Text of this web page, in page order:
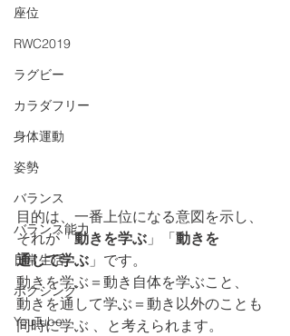
座位
RWC2019
ラグビー
カラダフリー
身体運動
姿勢
バランス
バランス能力
日常生活
ボクシング
YouTube
目的は、一番上位になる意図を示し、
それが「動きを学ぶ 」「動きを
通して学ぶ 」です。
動きを学ぶ＝動き自体を学ぶこと、
動きを通して学ぶ＝動き以外のことも
同時に学ぶ 、と考えられます。